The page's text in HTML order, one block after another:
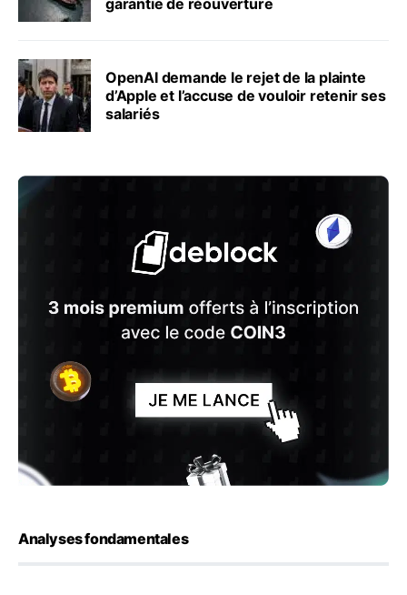
garantie de réouverture
OpenAI demande le rejet de la plainte
d’Apple et l’accuse de vouloir retenir ses
salariés
Analyses fondamentales